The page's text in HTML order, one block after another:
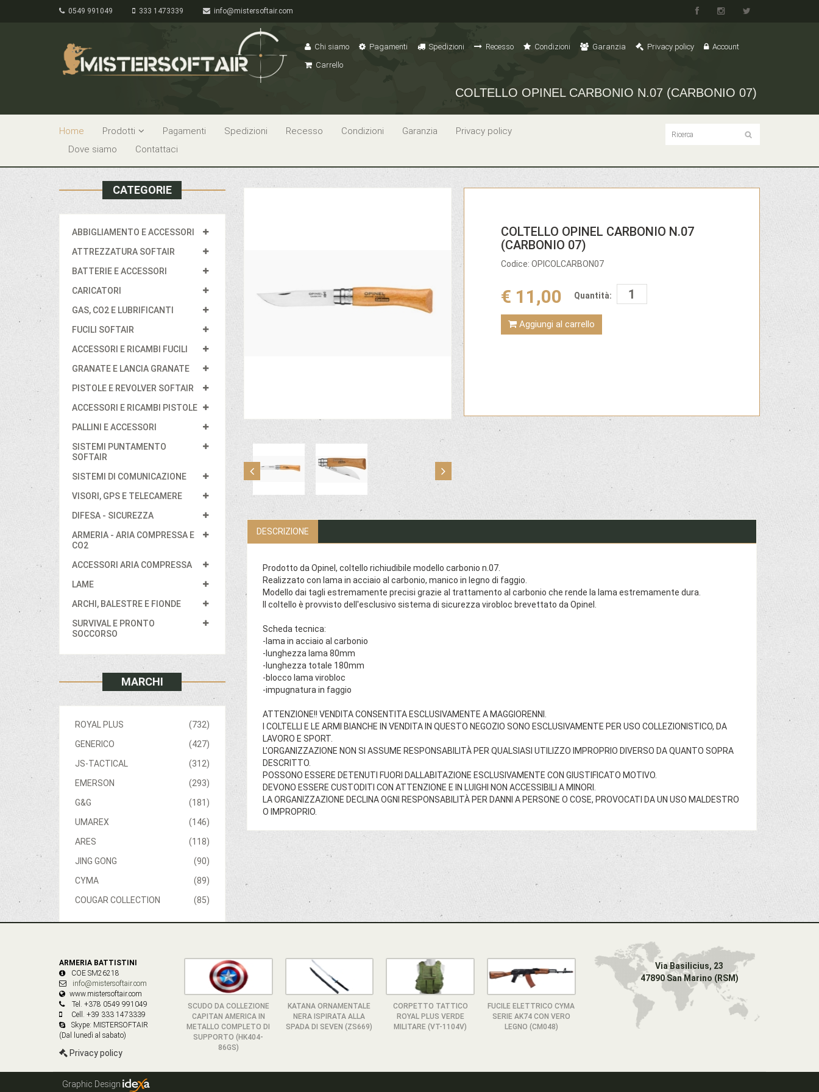
0549 991049 333 1473339 info@mistersoftair.com
Chi siamo Pagamenti Spedizioni Recesso Condizioni Garanzia Privacy policy
Account
Carrello
COLTELLO OPINEL CARBONIO N.07 (CARBONIO 07)
Home Prodotti Pagamenti Spedizioni Recesso Condizioni Garanzia
Privacy policy
Dove siamo
Contattaci
CATEGORIE
ABBIGLIAMENTO E ACCESSORI
ATTREZZATURA SOFTAIR
BATTERIE E ACCESSORI
CARICATORI
GAS, CO2 E LUBRIFICANTI
FUCILI SOFTAIR
ACCESSORI E RICAMBI FUCILI
GRANATE E LANCIA GRANATE
PISTOLE E REVOLVER SOFTAIR
ACCESSORI E RICAMBI PISTOLE
PALLINI E ACCESSORI
SISTEMI PUNTAMENTO
SOFTAIR
SISTEMI DI COMUNICAZIONE
VISORI, GPS E TELECAMERE
DIFESA - SICUREZZA
ARMERIA - ARIA COMPRESSA E
CO2
ACCESSORI ARIA COMPRESSA
LAME
ARCHI, BALESTRE E FIONDE
SURVIVAL E PRONTO
SOCCORSO
MARCHI
(732)
ROYAL PLUS
(427)
GENERICO
(312)
JS-TACTICAL
(293)
EMERSON
(181)
G&G
(146)
UMAREX
(118)
ARES
(90)
JING GONG
(89)
CYMA
(85)
COUGAR COLLECTION
COLTELLO OPINEL CARBONIO N.07
(CARBONIO 07)
Codice: OPICOLCARBON07
€ 11,00 Quantità:
Aggiungi al carrello
DESCRIZIONE
Prodotto da Opinel, coltello richiudibile modello carbonio n.07.
Realizzato con lama in acciaio al carbonio, manico in legno di faggio.
Modello dai tagli estremamente precisi grazie al trattamento al carbonio che rende la lama estremamente dura.
Il coltello è provvisto dell'esclusivo sistema di sicurezza virobloc brevettato da Opinel.
Scheda tecnica:
-lama in acciaio al carbonio
-lunghezza lama 80mm
-lunghezza totale 180mm
-blocco lama virobloc
-impugnatura in faggio
ATTENZIONE!! VENDITA CONSENTITA ESCLUSIVAMENTE A MAGGIORENNI.
I COLTELLI E LE ARMI BIANCHE IN VENDITA IN QUESTO NEGOZIO SONO ESCLUSIVAMENTE PER USO COLLEZIONISTICO, DA
LAVORO E SPORT.
L'ORGANIZZAZIONE NON SI ASSUME RESPONSABILITÀ PER QUALSIASI UTILIZZO IMPROPRIO DIVERSO DA QUANTO SOPRA
DESCRITTO.
POSSONO ESSERE DETENUTI FUORI DALLABITAZIONE ESCLUSIVAMENTE CON GIUSTIFICATO MOTIVO.
DEVONO ESSERE CUSTODITI CON ATTENZIONE E IN LUIGHI NON ACCESSIBILI A MINORI.
LA ORGANIZZAZIONE DECLINA OGNI RESPONSABILITÀ PER DANNI A PERSONE O COSE, PROVOCATI DA UN USO MALDESTRO
O IMPROPRIO.
ARMERIA BATTISTINI
COE SM26218
info@mistersoftair.com
www.mistersoftair.com
Tel. +378 0549 991049
Cell. +39 333 1473339
Skype: MISTERSOFTAIR
(Dal lunedì al sabato)
Privacy policy
SCUDO DA COLLEZIONE
CAPITAN AMERICA IN
METALLO COMPLETO DI
SUPPORTO (HK404-
86GS)
KATANA ORNAMENTALE
NERA ISPIRATA ALLA
SPADA DI SEVEN (ZS669)
CORPETTO TATTICO
ROYAL PLUS VERDE
MILITARE (VT-1104V)
FUCILE ELETTRICO CYMA
SERIE AK74 CON VERO
LEGNO (CM048)
Via Basilicius, 23
47890 San Marino (RSM)
Graphic Design